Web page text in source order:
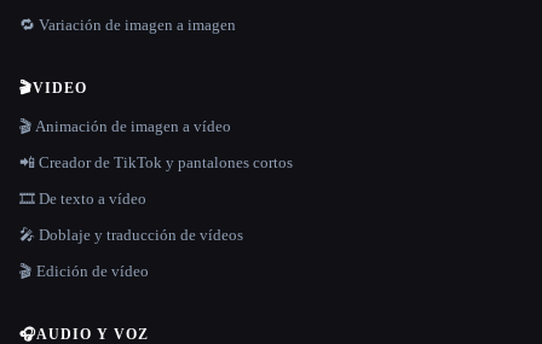
🔁 Variación de imagen a imagen
🎬VIDEO
🎬 Animación de imagen a vídeo
📲 Creador de TikTok y pantalones cortos
🎞️ De texto a vídeo
🎤 Doblaje y traducción de vídeos
🎬 Edición de vídeo
🎧AUDIO Y VOZ